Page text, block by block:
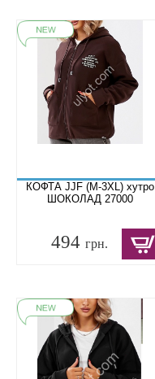
КОФТА JJF (M-3XL) хутро
ШОКОЛАД 27000
494 грн.